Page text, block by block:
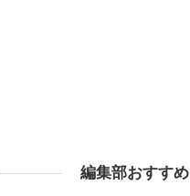
編集部おすすめ